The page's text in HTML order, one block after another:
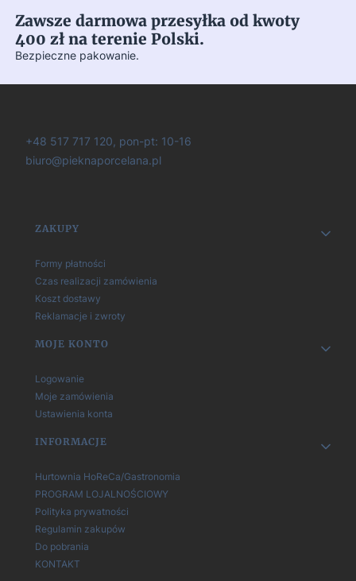
Zawsze darmowa przesyłka od kwoty
400 zł na terenie Polski.
Bezpieczne pakowanie.
+48 517 717 120, pon-pt: 10-16
biuro@pieknaporcelana.pl
Linki w stopce
ZAKUPY
Formy płatności
Czas realizacji zamówienia
Koszt dostawy
Reklamacje i zwroty
MOJE KONTO
Logowanie
Moje zamówienia
Ustawienia konta
INFORMACJE
Hurtownia HoReCa/Gastronomia
PROGRAM LOJALNOŚCIOWY
Polityka prywatności
Regulamin zakupów
Do pobrania
KONTAKT